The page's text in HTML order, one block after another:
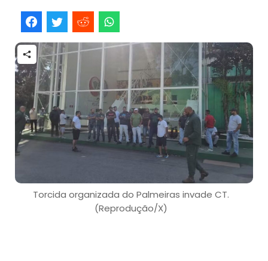
Torcida organizada do Palmeiras invade CT.
(Reprodução/X)